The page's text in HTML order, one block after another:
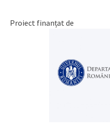
Proiect finanțat de